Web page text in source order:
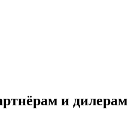
и дилерам